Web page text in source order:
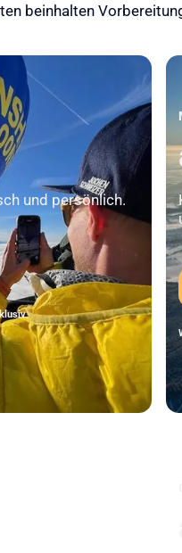
beinhalten
und persönlich.